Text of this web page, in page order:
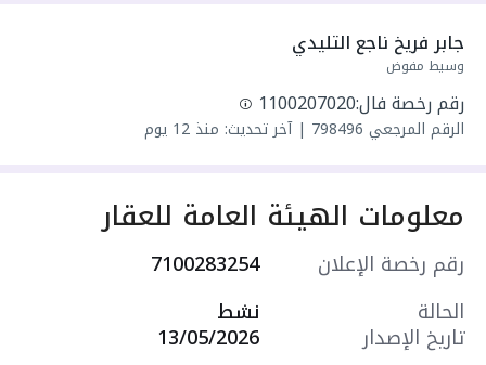
و 2 مجلس
واصل كهرباء
واصل مياه
سنة البناء: 2026
مميزات العقار:
- مسجد
- مركز صحي
- مركز تجاري
- درج داخلي
- ملحق
جابر فريخ ناجع التليدي
وسيط مفوض
رقم رخصة فال:1100207020
الرقم المرجعي 798496
|آخر تحديث: منذ 12 يوم
معلومات الهيئة العامة للعقار
رقم رخصة الإعلان
7100283254
الحالة
نشط
تاريخ الإصدار 13/05/2026